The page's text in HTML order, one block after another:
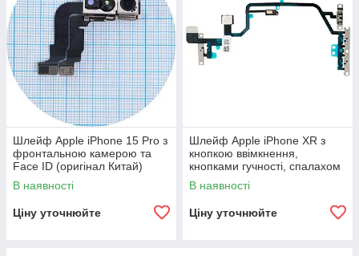
Шлейф Apple iPhone 15 Pro з
фронтальною камерою та
Face ID (оригінал Китай)
В наявності
Ціну уточнюйте
Шлейф Apple iPhone XR з
кнопкою ввімкнення,
кнопками гучності, спалахом
та мікрофоном (оригінал
Китай)
В наявності
Ціну уточнюйте